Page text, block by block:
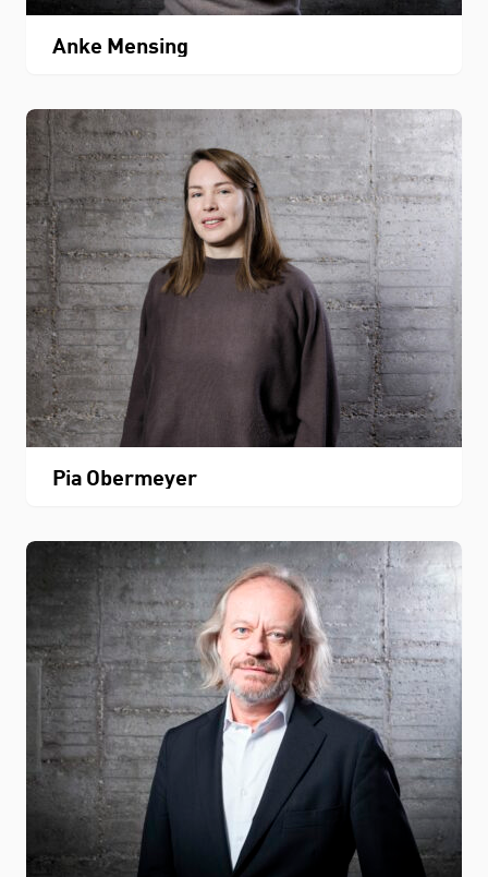
Anke Mensing
Pia Obermeyer